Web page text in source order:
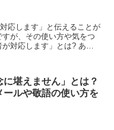
応します」と伝えることが
が、その使い方や気をつ
対応します」とは? ある
に堪えません」とは？
ールや敬語の使い方を